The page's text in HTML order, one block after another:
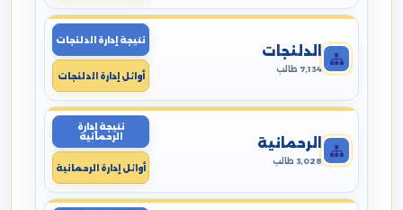
الدلنجات
7,134 طالب
نتيجة إدارة الدلنجات
أوائل إدارة الدلنجات
الرحمانية
3,028 طالب
نتيجة إدارة
الرحمانية
أوائل إدارة الرحمانية